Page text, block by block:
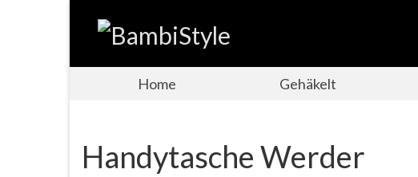
Home Gehäkelt
Handytasche Werder